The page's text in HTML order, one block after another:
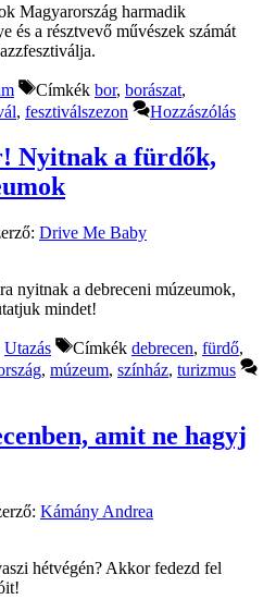
Magyarország harmadik
és a résztvevő művészek számát
Címkék bor, borászat,
, fesztiválszezon Hozzászólás
Nyitnak a fürdők,
Drive Me Baby
nyitnak a debreceni múzeumok,
mindet!
Utazás Címkék debrecen, fürdő,
, múzeum, színház, turizmus
amit ne hagyj
Kámány Andrea
hétvégén? Akkor fedezd fel